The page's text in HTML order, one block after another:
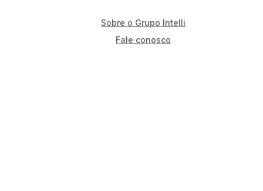
Sobre o Grupo Intelli
Fale conosco